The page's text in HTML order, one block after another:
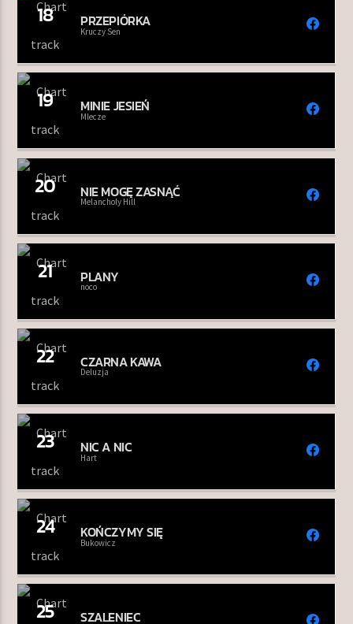
18 PRZEPIÓRKA
Kruczy Sen
19 MINIE JESIEŃ
Mlecze
20 NIE MOGĘ ZASNĄĆ
Melancholy Hill
21 PLANY
noco
22 CZARNA KAWA
Deluzja
23 NIC A NIC
Hart
24 KOŃCZYMY SIĘ
Bukowicz
25 SZALENIEC